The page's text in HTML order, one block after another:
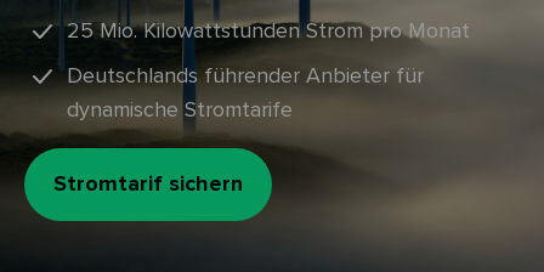
25 Mio. Kilowattstunden Strom pro Monat
Deutschlands führender Anbieter für
dynamische Stromtarife
Stromtarif sichern